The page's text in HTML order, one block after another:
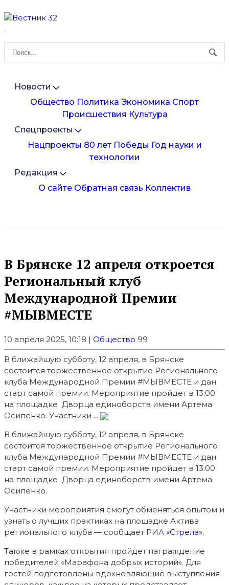
Новости
Общество Политика Экономика Спорт
Происшествия Культура
Спецпроекты
Нацпроекты 80 лет Победы Год науки и
технологии
Редакция
О сайте Обратная связь Коллектив
В Брянске 12 апреля откроется
Региональный клуб
Международной Премии
#МЫВМЕСТЕ
10 апреля 2025, 10:18 | Общество 99
В ближайшую субботу, 12 апреля, в Брянске
состоится торжественное открытие Регионального
клуба Международной Премии #МЫВМЕСТЕ и дан
старт самой премии. Мероприятие пройдет в 13:00
на площадке Дворца единоборств имени Артема
Осипенко. Участники ...
В ближайшую субботу, 12 апреля, в Брянске
состоится торжественное открытие Регионального
клуба Международной Премии #МЫВМЕСТЕ и дан
старт самой премии. Мероприятие пройдет в 13:00
на площадке Дворца единоборств имени Артема
Осипенко.
Участники мероприятия смогут обменяться опытом и
узнать о лучших практиках на площадке Актива
регионального клуба — сообщает РИА «Стрела».
Также в рамках открытия пройдет награждение
победителей «Марафона добрых историй». Для
гостей подготовлены вдохновляющие выступления